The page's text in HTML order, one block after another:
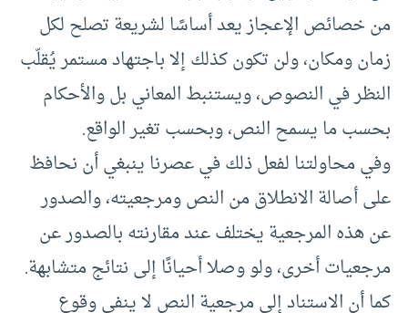
من خصائص الإعجاز يعد أساسًا لشريعة تصلح لكل
زمان ومكان، ولن تكون كذلك إلا باجتهاد مستمر يُقلّب
النظر في النصوص، ويستنبط المعاني بل والأحكام
بحسب ما يسمح النص، وبحسب تغير الواقع.
وفي محاولتنا لفعل ذلك في عصرنا ينبغي أن نحافظ
على أصالة الانطلاق من النص ومرجعيته، والصدور
عن هذه المرجعية يختلف عند مقارنته بالصدور عن
مرجعيات أخرى، ولو وصلا أحيانًا إلى نتائج متشابهة.
كما أن الاستناد إلى مرجعية النص لا ينفي وقوع